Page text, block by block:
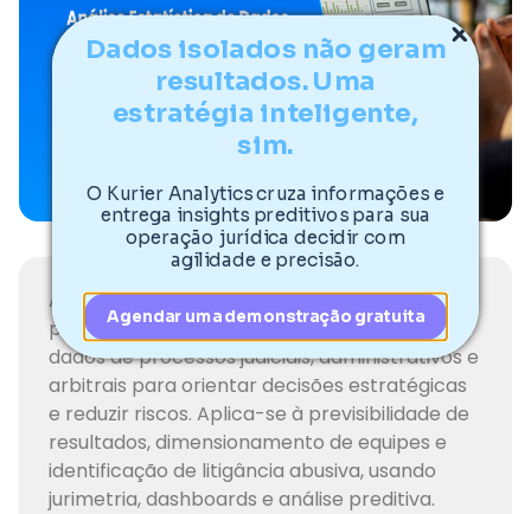
Dados isolados não geram
resultados. Uma
estratégia inteligente,
sim.
O Kurier Analytics cruza informações e
entrega insights preditivos para sua
operação jurídica decidir com
agilidade e precisão.
Agendar uma demonstração gratuita
Análise estatística de dados jurídicos é o
processo de coletar, organizar e interpretar
dados de processos judiciais, administrativos e
arbitrais para orientar decisões estratégicas
e reduzir riscos. Aplica-se à previsibilidade de
resultados, dimensionamento de equipes e
identificação de litigância abusiva, usando
jurimetria, dashboards e análise preditiva.